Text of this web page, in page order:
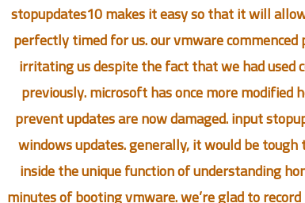
stopupdates10 makes it easy so that it will
perfectly timed for us. our vmware
irritating us despite the fact that we had used
previously. microsoft has once more
prevent updates are now damaged. input
windows updates. generally, it would be
inside the unique function of understanding
minutes of booting vmware. we’re glad to